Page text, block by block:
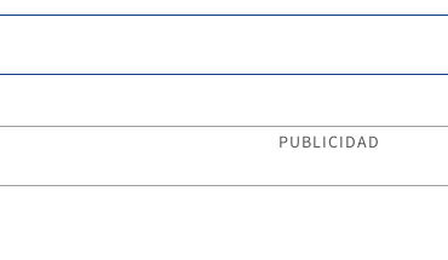
PUBLICIDAD